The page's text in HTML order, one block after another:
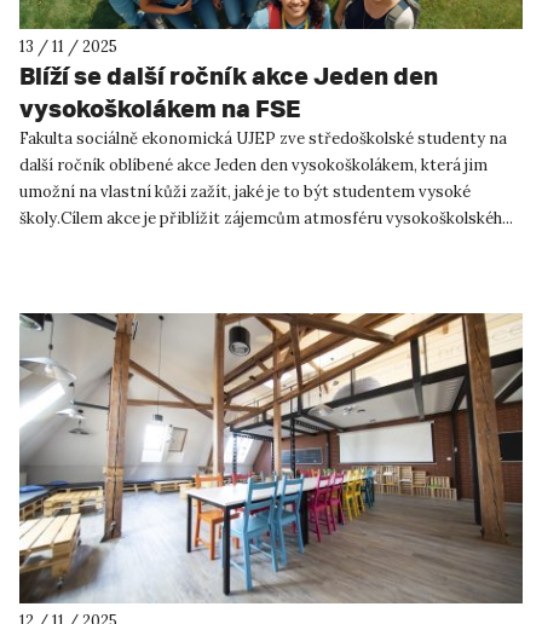
13 / 11 / 2025
Blíží se další ročník akce Jeden den
vysokoškolákem na FSE
Fakulta sociálně ekonomická UJEP zve středoškolské studenty na
další ročník oblíbené akce Jeden den vysokoškolákem, která jim
umožní na vlastní kůži zažít, jaké je to být studentem vysoké
školy.Cílem akce je přiblížit zájemcům atmosféru vysokoškolskéh...